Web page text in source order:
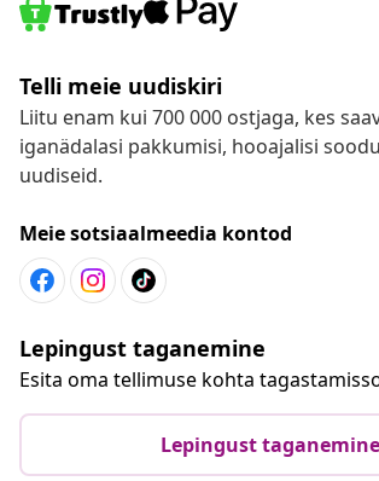
Telli meie uudiskiri
Liitu enam kui 700 000 ostjaga, kes
iganädalasi pakkumisi, hooajalisi
uudiseid.
Meie sotsiaalmeedia kontod
Lepingust taganemine
Esita oma tellimuse kohta
Lepingust taganemine